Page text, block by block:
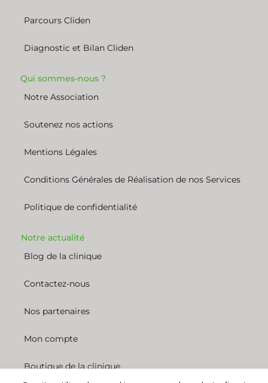
Parcours Cliden
Diagnostic et Bilan Cliden
Qui sommes-nous ?
Notre Association
Soutenez nos actions
Mentions Légales
Conditions Générales de Réalisation de nos Services
Politique de confidentialité
Notre actualité
Blog de la clinique
Contactez-nous
Nos partenaires
Mon compte
Boutique de la clinique